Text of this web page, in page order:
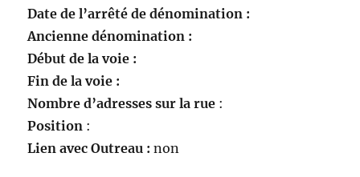
Date de l’arrêté de dénomination :
Ancienne dénomination :
Début de la voie :
Fin de la voie :
Nombre d’adresses sur la rue :
Position :
Lien avec Outreau : non